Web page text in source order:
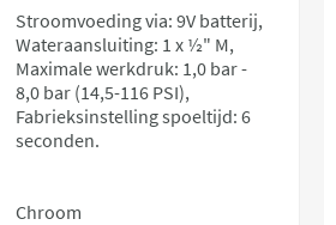
Stroomvoeding via: 9V batterij,
Wateraansluiting: 1 x ½" M,
Maximale werkdruk: 1,0 bar -
8,0 bar (14,5-116 PSI),
Fabrieksinstelling spoeltijd: 6
seconden.
Chroom